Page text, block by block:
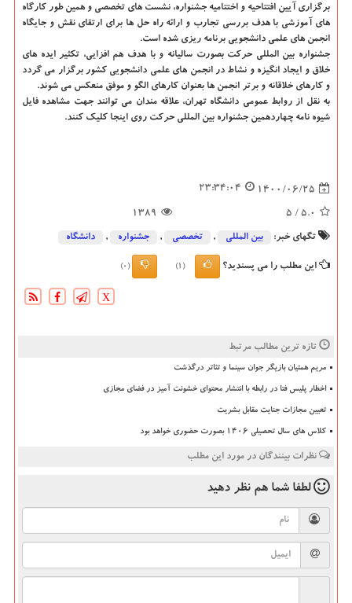
برگزاری آیین افتتاحیه و اختتامیه جشنواره، نشست های تخصصی و همین طور کارگاه
های آموزشی با هدف بررسی تجارب و ارائه راه حل ها برای ارتقای نقش و جایگاه
انجمن های علمی دانشجویی برنامه ریزی شده است.
جشنواره بین المللی حرکت بصورت سالیانه و با هدف هم افزایی، تکثیر ایده های
خلاق و ایجاد انگیزه و نشاط در انجمن های علمی دانشجویی کشور برگزار می گردد
و کارهای خلاقانه و برتر انجمن ها بعنوان کارهای الگو و موفق منعکس می شوند.
به نقل از روابط عمومی دانشگاه تهران، علاقه مندان می توانند جهت مشاهده فایل
شیوه نامه چهاردهمین جشنواره بین المللی حرکت روی اینجا کلیک کنند.
1400/06/25
23:34:04
5.0
/ 5
1389
تگهای خبر: بین المللی , تخصصی , جشنواره , دانشگاه‌
این مطلب را می پسندید؟ (1)
(0)
X
تازه ترین مطالب مرتبط
مریم همتیان بازیگر جوان سینما و تئاتر درگذشت
اخطار پلیس فتا در رابطه با انتشار محتوای خشونت آمیز در فضای مجازی
تعیین مجازات جنایت مقابل بشریت
کلاس های سال تحصیلی ۱۴۰۶ بصورت حضوری خواهد بود
نظرات بینندگان در مورد این مطلب
لطفا شما هم نظر دهید